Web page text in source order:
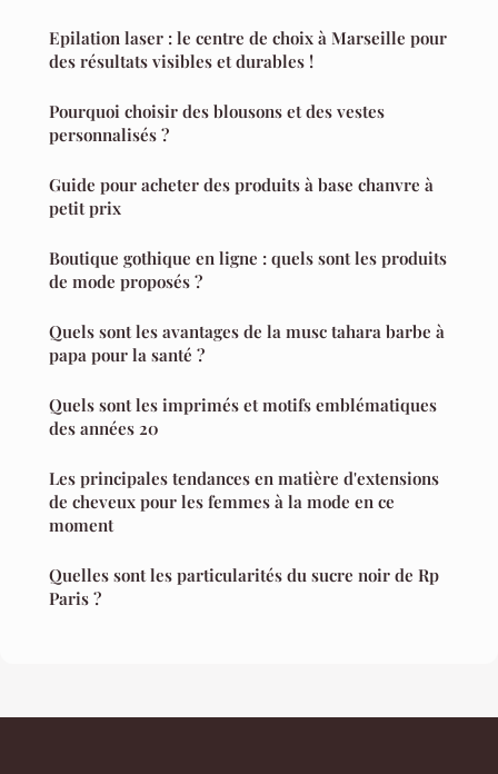
Epilation laser : le centre de choix à Marseille pour
des résultats visibles et durables !
Pourquoi choisir des blousons et des vestes
personnalisés ?
Guide pour acheter des produits à base chanvre à
petit prix
Boutique gothique en ligne : quels sont les produits
de mode proposés ?
Quels sont les avantages de la musc tahara barbe à
papa pour la santé ?
Quels sont les imprimés et motifs emblématiques
des années 20
Les principales tendances en matière d'extensions
de cheveux pour les femmes à la mode en ce
moment
Quelles sont les particularités du sucre noir de Rp
Paris ?